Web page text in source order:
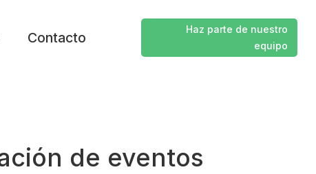
Contacto
Haz parte de nuestro
equipo
de eventos